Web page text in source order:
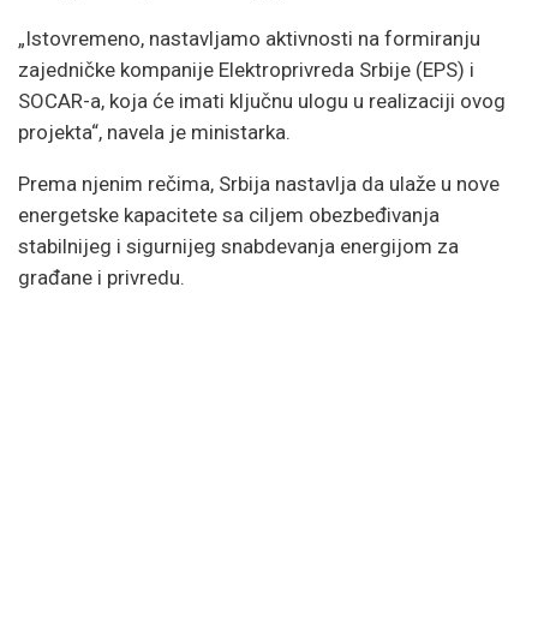
„Istovremeno, nastavljamo aktivnosti na formiranju
zajedničke kompanije Elektroprivreda Srbije (EPS) i
SOCAR-a, koja će imati ključnu ulogu u realizaciji ovog
projekta“, navela je ministarka.
Prema njenim rečima, Srbija nastavlja da ulaže u nove
energetske kapacitete sa ciljem obezbeđivanja
stabilnijeg i sigurnijeg snabdevanja energijom za
građane i privredu.